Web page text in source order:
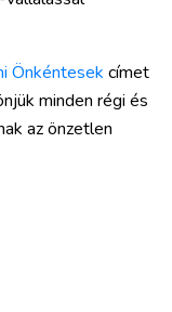
Önkéntesek címet
minden régi és
az önzetlen